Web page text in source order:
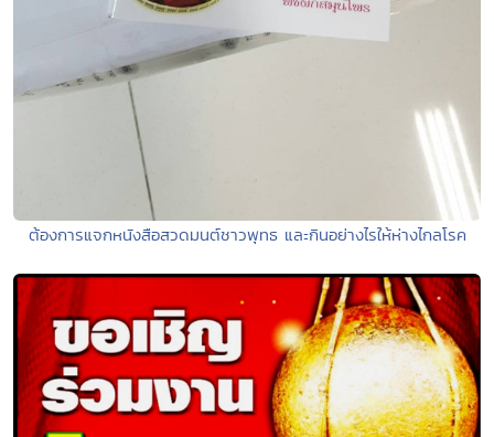
ต้องการแจกหนังสือสวดมนต์ชาวพุทธ และกินอย่างไรให้ห่างไกลโรค